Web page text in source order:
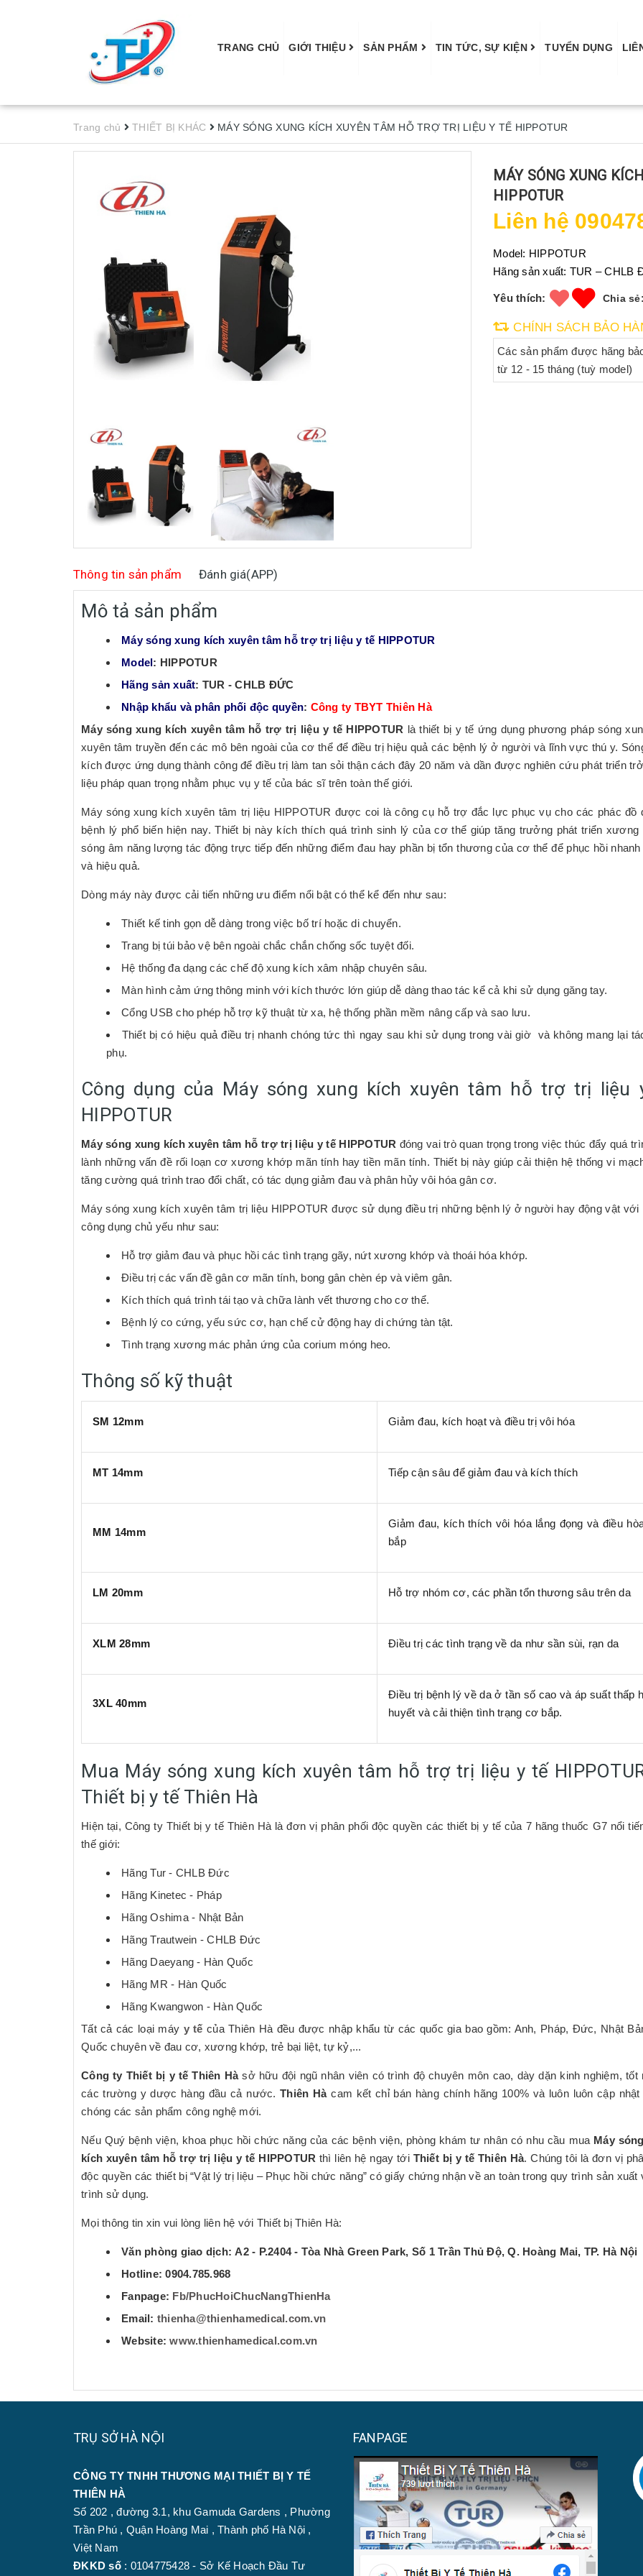
TRANG CHỦ GIỚI THIỆU SẢN PHẨM TIN TỨC, SỰ KIỆN TUYỂN DỤNG
Trang chủ THIẾT BỊ KHÁC MÁY SÓNG XUNG KÍCH XUYÊN TÂM HỖ TRỢ TRỊ LIỆU Y TẾ HIPPOTUR
MÁY SÓNG XUNG
HIPPOTUR
Liên hệ
Model: HIPPOTUR
Hãng sản xuất: TUR – CHLB
Yêu thích: Chia
CHÍNH SÁCH BẢO
Các sản phẩm được hãng
từ 12 - 15 tháng (tuỳ model)
Thông tin sản phẩm Đánh giá(APP)
Mô tả sản phẩm
Máy sóng xung kích xuyên tâm hỗ trợ trị liệu y tế HIPPOTUR
Model: HIPPOTUR
Hãng sản xuất: TUR - CHLB ĐỨC
Nhập khẩu và phân phối độc quyền: Công ty TBYT Thiên Hà
Máy sóng xung kích xuyên tâm hỗ trợ trị liệu y tế HIPPOTUR là thiết bị y tế ứng dụng phương pháp sóng
xuyên tâm truyền đến các mô bên ngoài của cơ thể để điều trị hiệu quả các bệnh lý ở người và lĩnh vực thú y.
kích được ứng dụng thành công để điều trị làm tan sỏi thận cách đây 20 năm và dần được nghiên cứu phát triển
liệu pháp quan trọng nhằm phục vụ y tế của bác sĩ trên toàn thế giới.
Máy sóng xung kích xuyên tâm trị liệu HIPPOTUR được coi là công cụ hỗ trợ đắc lực phục vụ cho các phác đồ
bệnh lý phổ biến hiện nay. Thiết bị này kích thích quá trình sinh lý của cơ thể giúp tăng trưởng phát triển xương
sóng âm năng lượng tác động trực tiếp đến những điểm đau hay phần bị tổn thương của cơ thể để phục hồi nhanh
và hiệu quả.
Dòng máy này được cải tiến những ưu điểm nổi bật có thể kể đến như sau:
Thiết kế tinh gọn dễ dàng trong việc bố trí hoặc di chuyển.
Trang bị túi bảo vệ bên ngoài chắc chắn chống sốc tuyệt đối.
Hệ thống đa dạng các chế độ xung kích xâm nhập chuyên sâu.
Màn hình cảm ứng thông minh với kích thước lớn giúp dễ dàng thao tác kể cả khi sử dụng găng tay.
Cổng USB cho phép hỗ trợ kỹ thuật từ xa, hệ thống phần mềm nâng cấp và sao lưu.
Thiết bị có hiệu quả điều trị nhanh chóng tức thì ngay sau khi sử dụng trong vài giờ và không mang lại
phụ.
Công dụng của Máy sóng xung kích xuyên tâm hỗ trợ trị liệu
HIPPOTUR
Máy sóng xung kích xuyên tâm hỗ trợ trị liệu y tế HIPPOTUR đóng vai trò quan trọng trong việc thúc đẩy quá
lành những vấn đề rối loạn cơ xương khớp mãn tính hay tiền mãn tính. Thiết bị này giúp cải thiện hệ thống vi
tăng cường quá trình trao đổi chất, có tác dụng giảm đau và phân hủy vôi hóa gân cơ.
Máy sóng xung kích xuyên tâm trị liệu HIPPOTUR được sử dụng điều trị những bệnh lý ở người hay động vật với
công dụng chủ yếu như sau:
Hỗ trợ giảm đau và phục hồi các tình trạng gãy, nứt xương khớp và thoái hóa khớp.
Điều trị các vấn đề gân cơ mãn tính, bong gân chèn ép và viêm gân.
Kích thích quá trình tái tạo và chữa lành vết thương cho cơ thể.
Bệnh lý co cứng, yếu sức cơ, hạn chế cử động hay di chứng tàn tật.
Tình trạng xương mác phản ứng của corium móng heo.
Thông số kỹ thuật
SM 12mm Giảm đau, kích hoạt và điều trị vôi hóa
MT 14mm Tiếp cận sâu để giảm đau và kích thích
MM 14mm
Giảm đau, kích thích vôi hóa lắng đọng và điều
bắp
LM 20mm Hỗ trợ nhóm cơ, các phần tổn thương sâu trên da
XLM 28mm Điều trị các tình trạng về da như sần sùi, rạn da
3XL 40mm
Điều trị bệnh lý về da ở tần số cao và áp suất thấp
huyết và cải thiện tình trạng cơ bắp.
Mua Máy sóng xung kích xuyên tâm hỗ trợ trị liệu y tế
Thiết bị y tế Thiên Hà
Hiện tại, Công ty Thiết bị y tế Thiên Hà là đơn vị phân phối độc quyền các thiết bị y tế của 7 hãng thuốc G7 nổi
thế giới:
Hãng Tur - CHLB Đức
Hãng Kinetec - Pháp
Hãng Oshima - Nhật Bản
Hãng Trautwein - CHLB Đức
Hãng Daeyang - Hàn Quốc
Hãng MR - Hàn Quốc
Hãng Kwangwon - Hàn Quốc
Tất cả các loại máy y tế của Thiên Hà đều được nhập khẩu từ các quốc gia bao gồm: Anh, Pháp, Đức, Nhật
Quốc chuyên về đau cơ, xương khớp, trẻ bại liệt, tự kỷ,...
Công ty Thiết bị y tế Thiên Hàsở hữu đội ngũ nhân viên có trình độ chuyên môn cao, dày dặn kinh nghiệm, tốt
các trường y dược hàng đầu cả nước.Thiên Hàcam kết chỉ bán hàng chính hãng 100% và luôn luôn cập nhật
chóng các sản phẩm công nghệ mới.
Nếu Quý bệnh viện, khoa phục hồi chức năng của các bệnh viện, phòng khám tư nhân có nhu cầu mua Máy
kích xuyên tâm hỗ trợ trị liệu y tế HIPPOTUR thì liên hệ ngay tới Thiết bị y tế Thiên Hà. Chúng tôi là đơn vị
độc quyền các thiết bị “Vật lý trị liệu – Phục hồi chức năng” có giấy chứng nhận về an toàn trong quy trình sản xuất
trình sử dụng.
Mọi thông tin xin vui lòng liên hệ với Thiết bị Thiên Hà:
Văn phòng giao dịch: A2 - P.2404 - Tòa Nhà Green Park, Số 1 Trần Thủ Độ, Q. Hoàng Mai, TP. Hà Nội
Hotline: 0904.785.968
Fanpage: Fb/PhucHoiChucNangThienHa
Email: thienha@thienhamedical.com.vn
Website:www.thienhamedical.com.vn
TRỤ SỞ HÀ NỘI
CÔNG TY TNHH THƯƠNG MẠI THIẾT BỊ Y TẾ
THIÊN HÀ
Số 202 , đường 3.1, khu Gamuda Gardens , Phường
Trần Phú , Quận Hoàng Mai , Thành phố Hà Nội ,
Việt Nam
ĐKKD số: 0104775428 - Sở Kế Hoạch Đầu Tư
FANPAGE